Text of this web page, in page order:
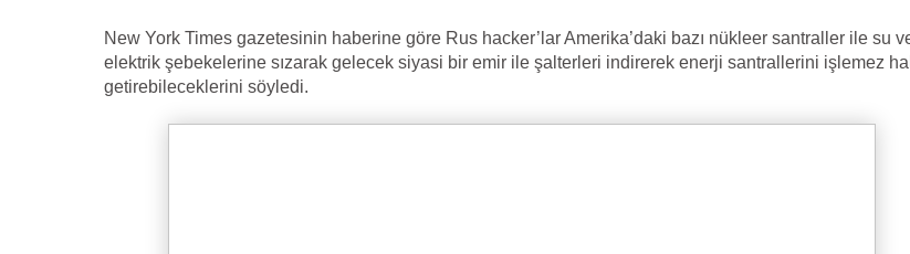
New York Times gazetesinin haberine göre Rus hacker’lar Amerika’daki bazı nükleer santraller ile su
elektrik şebekelerine sızarak gelecek siyasi bir emir ile şalterleri indirerek enerji santrallerini işlemez
getirebileceklerini söyledi.